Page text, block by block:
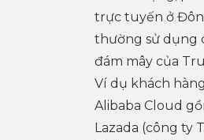
trực tuyến ở
thường sử dụng
đám mây của
Ví dụ khách
Alibaba Cloud
Lazada (công ty